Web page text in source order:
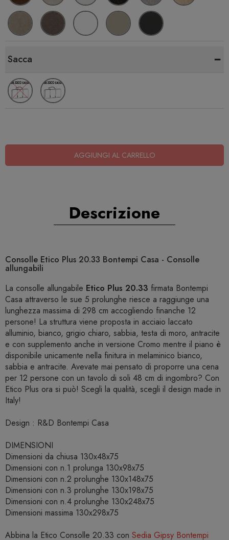
Sacca -
AGGIUNGI AL CARRELLO
Descrizione
Consolle Etico Plus 20.33 Bontempi Casa - Consolle
allungabili
La consolle allungabile Etico Plus 20.33 firmata Bontempi
Casa attraverso le sue 5 prolunghe riesce a raggiunge una
lunghezza massima di 298 cm accogliendo finanche 12
persone! La struttura viene proposta in acciaio laccato
alluminio, bianco, grigio chiaro, sabbia, testa di moro, antracite
e con supplemento anche in versione Cromo mentre il piano è
disponibile unicamente nella finitura in melaminico bianco,
sabbia e antracite. Avevate mai pensato di proporre una cena
per 12 persone con un tavolo di soli 48 cm di ingombro? Con
Etico Plus ora si può! Scegli la qualità, scegli il design made in
Italy!
Design : R&D Bontempi Casa
DIMENSIONI
Dimensioni da chiusa 130x48x75
Dimensioni con n.1 prolunga 130x98x75
Dimensioni con n.2 prolunghe 130x148x75
Dimensioni con n.3 prolunghe 130x198x75
Dimensioni con n.4 prolunghe 130x248x75
Dimensioni massima 130x298x75
Abbina la Etico Consolle 20.33 con Sedia Gipsy Bontempi